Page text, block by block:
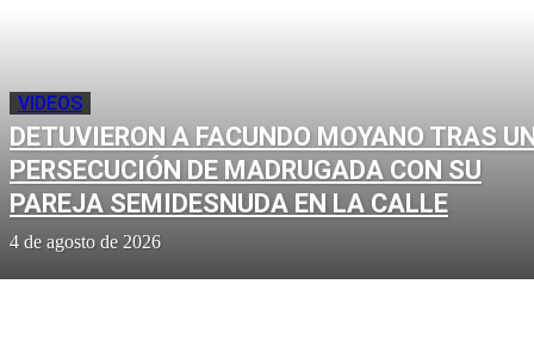
VIDEOS
DETUVIERON A FACUNDO MOYANO TRAS
PERSECUCIÓN DE MADRUGADA CON SU
PAREJA SEMIDESNUDA EN LA CALLE
4 de agosto de 2026